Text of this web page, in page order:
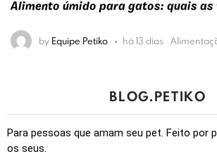
Os brinquedos são essenciais para
BLOG.PETIKO
Para pessoas que amam seu pet. Feito por